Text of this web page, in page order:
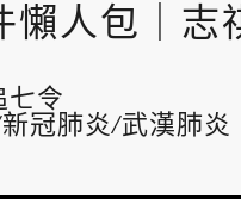
懶人包｜志
七令
冠肺炎/武漢肺炎